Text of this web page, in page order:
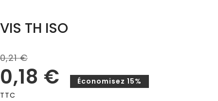
VIS TH ISO
0,21 €
0,18 €
Économisez 15%
TTC